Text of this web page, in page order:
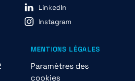
LinkedIn
Instagram
MENTIONS LÉGALES
Paramètres des
cookies